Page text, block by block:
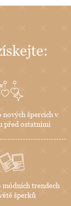
nových špercích v
před ostatními
módních trendech
šperků